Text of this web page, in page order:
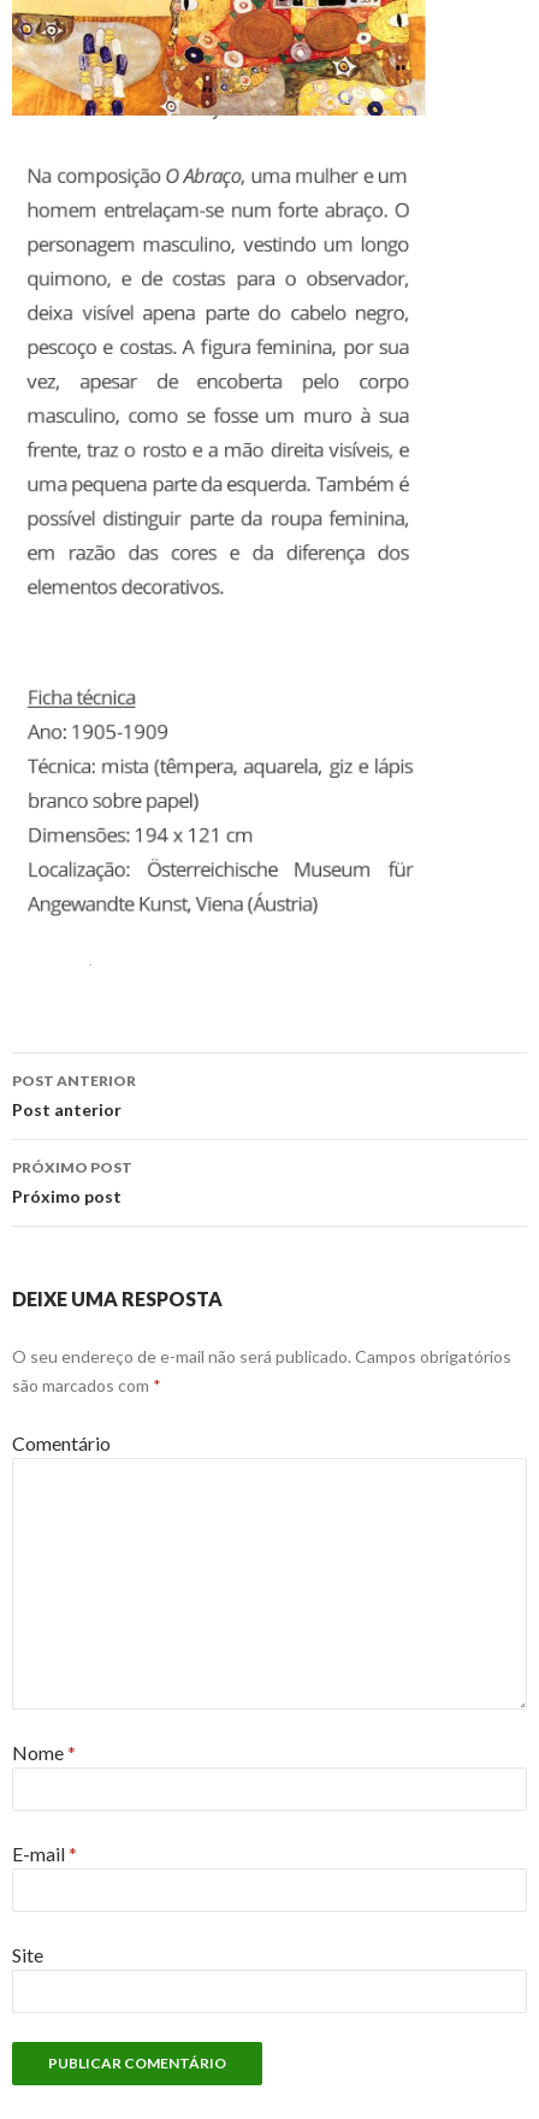
Navegação
de
posts
POST ANTERIOR
Post anterior
PRÓXIMO POST
Próximo post
DEIXE UMA RESPOSTA
O seu endereço de e-mail não será publicado. Campos obrigatórios
são marcados com *
Comentário
Nome*
E-mail*
Site